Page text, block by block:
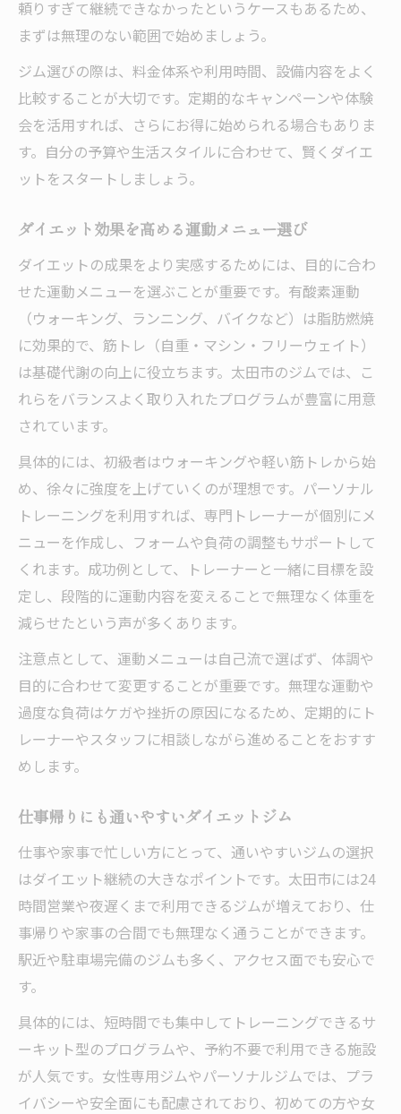
頼りすぎて継続できなかったというケースもあるため、
まずは無理のない範囲で始めましょう。
ジム選びの際は、料金体系や利用時間、設備内容をよく
比較することが大切です。定期的なキャンペーンや体験
会を活用すれば、さらにお得に始められる場合もありま
す。自分の予算や生活スタイルに合わせて、賢くダイエ
ットをスタートしましょう。
ダイエット効果を高める運動メニュー選び
ダイエットの成果をより実感するためには、目的に合わ
せた運動メニューを選ぶことが重要です。有酸素運動
（ウォーキング、ランニング、バイクなど）は脂肪燃焼
に効果的で、筋トレ（自重・マシン・フリーウェイト）
は基礎代謝の向上に役立ちます。太田市のジムでは、こ
れらをバランスよく取り入れたプログラムが豊富に用意
されています。
具体的には、初級者はウォーキングや軽い筋トレから始
め、徐々に強度を上げていくのが理想です。パーソナル
トレーニングを利用すれば、専門トレーナーが個別にメ
ニューを作成し、フォームや負荷の調整もサポートして
くれます。成功例として、トレーナーと一緒に目標を設
定し、段階的に運動内容を変えることで無理なく体重を
減らせたという声が多くあります。
注意点として、運動メニューは自己流で選ばず、体調や
目的に合わせて変更することが重要です。無理な運動や
過度な負荷はケガや挫折の原因になるため、定期的にト
レーナーやスタッフに相談しながら進めることをおすす
めします。
仕事帰りにも通いやすいダイエットジム
仕事や家事で忙しい方にとって、通いやすいジムの選択
はダイエット継続の大きなポイントです。太田市には24
時間営業や夜遅くまで利用できるジムが増えており、仕
事帰りや家事の合間でも無理なく通うことができます。
駅近や駐車場完備のジムも多く、アクセス面でも安心で
す。
具体的には、短時間でも集中してトレーニングできるサ
ーキット型のプログラムや、予約不要で利用できる施設
が人気です。女性専用ジムやパーソナルジムでは、プラ
イバシーや安全面にも配慮されており、初めての方や女